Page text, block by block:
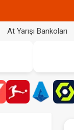
At Yarışı Bankoları